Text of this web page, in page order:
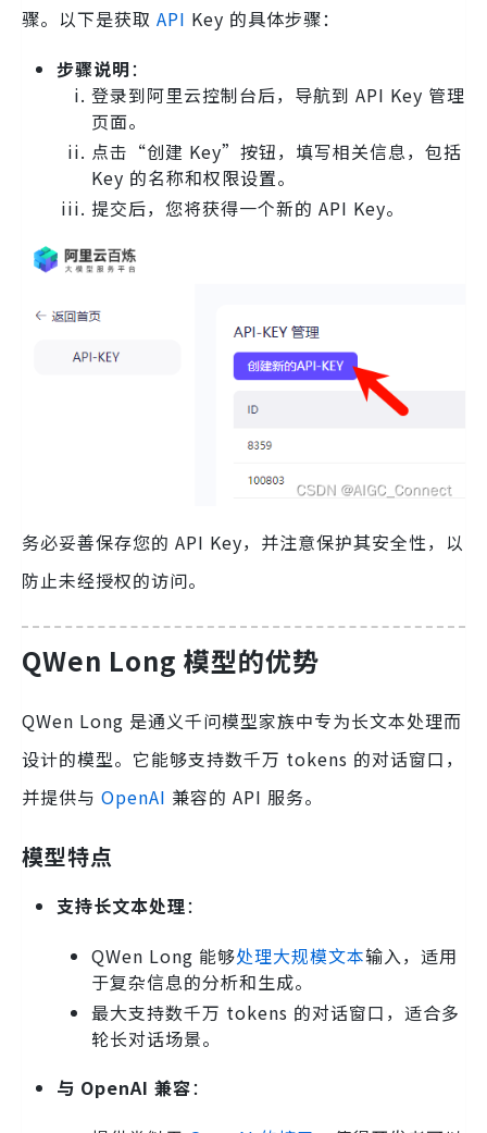
骤。以下是获取 API Key 的具体步骤：
步骤说明：
登录到阿里云控制台后，导航到 API Key 管理
页面。
点击“创建 Key”按钮，填写相关信息，包括
Key 的名称和权限设置。
提交后，您将获得一个新的 API Key。
务必妥善保存您的 API Key，并注意保护其安全性，以
防止未经授权的访问。
QWen Long 模型的优势
QWen Long 是通义千问模型家族中专为长文本处理而
设计的模型。它能够支持数千万 tokens 的对话窗口，
并提供与 OpenAI 兼容的 API 服务。
模型特点
支持长文本处理：
QWen Long 能够处理大规模文本输入，适用
于复杂信息的分析和生成。
最大支持数千万 tokens 的对话窗口，适合多
轮长对话场景。
与 OpenAI 兼容：